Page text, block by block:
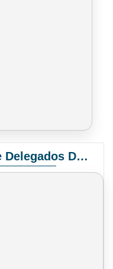
Convocatoria Elección de Delegados Docentes para el XIV Congreso Nacional de Universidades